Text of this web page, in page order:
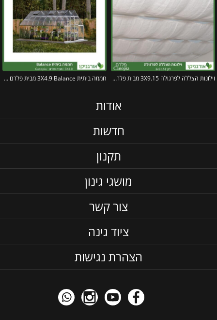
וילונות הצללה לפרגולה 3X9.15 מבית פלרם – Canopia חממה ביתית 3X4.9 Balance מבית פלרם – Canopia
אודות
חדשות
תקנון
מושגי גינון
צור קשר
ציוד גינה
הצהרת נגישות